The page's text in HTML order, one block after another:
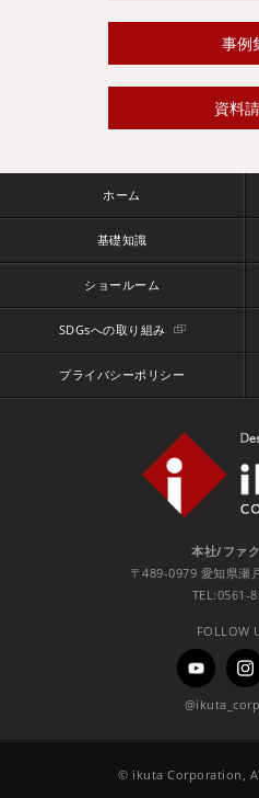
事例
資料
ホーム
基礎知識
ショールーム
SDGsへの取り組み
プライバシーポリシー
本社/ファ
〒489-0979 愛知県瀬
TEL:0561-
FOLLOW
© ikuta Corporation,